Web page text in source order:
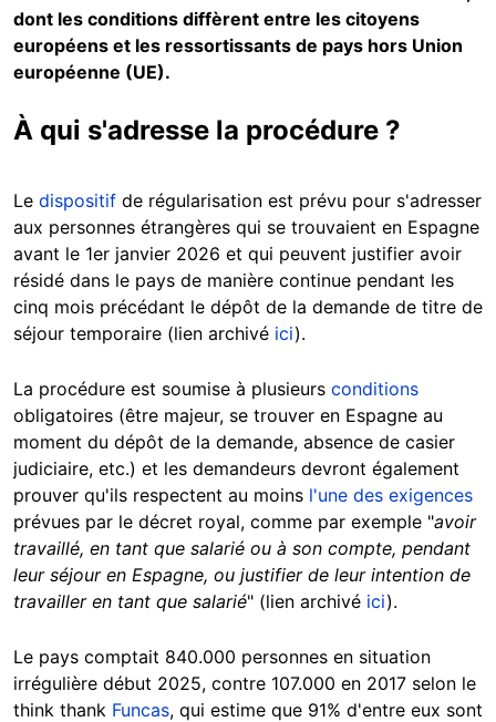
dont les conditions diffèrent entre les citoyens
européens et les ressortissants de pays hors Union
européenne (UE).
À qui s'adresse la procédure ?
Le dispositif de régularisation est prévu pour s'adresser
aux personnes étrangères qui se trouvaient en Espagne
avant le 1er janvier 2026 et qui peuvent justifier avoir
résidé dans le pays de manière continue pendant les
cinq mois précédant le dépôt de la demande de titre de
séjour temporaire (lien archivé ici).
La procédure est soumise à plusieurs conditions
obligatoires (être majeur, se trouver en Espagne au
moment du dépôt de la demande, absence de casier
judiciaire, etc.) et les demandeurs devront également
prouver qu'ils respectent au moins l'une des exigences
prévues par le décret royal, comme par exemple "avoir
travaillé, en tant que salarié ou à son compte, pendant
leur séjour en Espagne, ou justifier de leur intention de
travailler en tant que salarié" (lien archivé ici).
Le pays comptait 840.000 personnes en situation
irrégulière début 2025, contre 107.000 en 2017 selon le
think thank Funcas, qui estime que 91% d'entre eux sont